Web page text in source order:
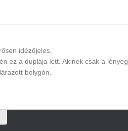
idézőjeles.
ez a duplája lett. Akinek csak a lényeg
bolygón.